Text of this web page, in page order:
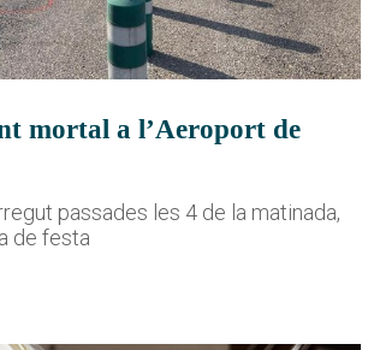
mortal a l’Aeroport de
passades les 4 de la matinada,
de festa